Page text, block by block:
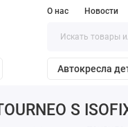
О нас Новости
Автокресла
S